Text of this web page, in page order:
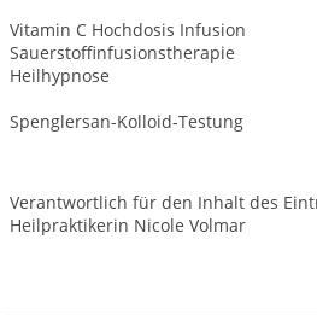
Vitamin C Hochdosis Infusion
Sauerstoffinfusionstherapie
Heilhypnose
Spenglersan-Kolloid-Testung
Verantwortlich für den Inhalt des
Heilpraktikerin Nicole Volmar